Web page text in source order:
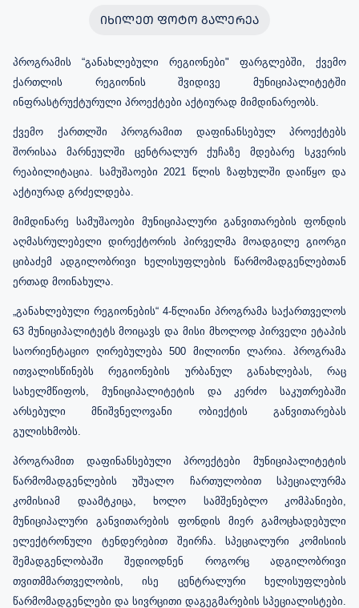
ᲘᲮᲘᲚᲔᲗ ᲤᲝᲢᲝ ᲒᲐᲚᲔᲠᲔᲐ
პროგრამის “განახლებული რეგიონები" ფარგლებში, ქვემო
ქართლის რეგიონის შვიდივე მუნიციპალიტეტში
ინფრასტრუქტურული პროექტები აქტიურად მიმდინარეობს.
ქვემო ქართლში პროგრამით დაფინანსებულ პროექტებს
შორისაა მარნეულში ცენტრალურ ქუჩაზე მდებარე სკვერის
რეაბილიტაცია. სამუშაოები 2021 წლის ზაფხულში დაიწყო და
აქტიურად გრძელდება.
მიმდინარე სამუშაოები მუნიციპალური განვითარების ფონდის
აღმასრულებელი დირექტორის პირველმა მოადგილე გიორგი
ციბაძემ ადგილობრივი ხელისუფლების წარმომადგენლებთან
ერთად მოინახულა.
„განახლებული რეგიონების“ 4-წლიანი პროგრამა საქართველოს
63 მუნიციპალიტეტს მოიცავს და მისი მხოლოდ პირველი ეტაპის
საორიენტაციო ღირებულება 500 მილიონი ლარია. პროგრამა
ითვალისწინებს რეგიონების ურბანულ განახლებას, რაც
სახელმწიფოს, მუნიციპალიტეტის და კერძო საკუთრებაში
არსებული მნიშვნელოვანი ობიექტის განვითარებას
გულისხმობს.
პროგრამით დაფინანსებული პროექტები მუნიციპალიტეტის
წარმომადგენლების უშუალო ჩართულობით სპეციალურმა
კომისიამ დაამტკიცა, ხოლო სამშენებლო კომპანიები,
მუნიციპალური განვითარების ფონდის მიერ გამოცხადებული
ელექტრონული ტენდერებით შეირჩა. სპეციალური კომისიის
შემადგენლობაში შედიოდნენ როგორც ადგილობრივი
თვითმმართველობის, ისე ცენტრალური ხელისუფლების
წარმომადგენლები და სივრცითი დაგეგმარების სპეციალისტები.